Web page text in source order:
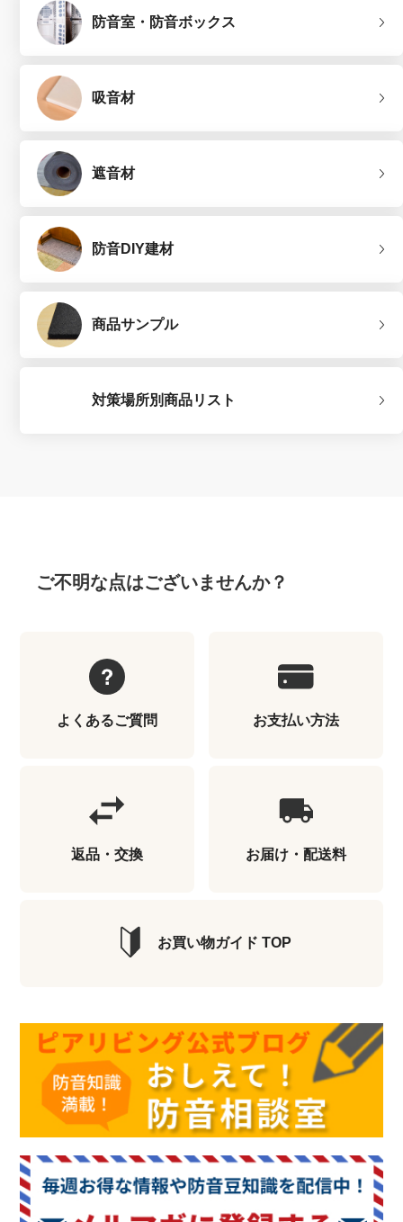
防音室・防音ボックス
吸音材
遮音材
防音DIY建材
商品サンプル
対策場所別商品リスト
ご不明な点はございませんか？
よくあるご質問 お支払い方法
返品・交換 お届け・配送料
お買い物ガイド TOP